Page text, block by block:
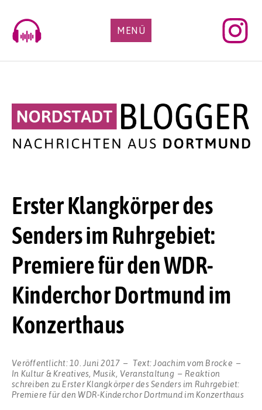
content
MENÜ
Erster Klangkörper des
Senders im Ruhrgebiet:
Premiere für den WDR-
Kinderchor Dortmund im
Konzerthaus
Veröffentlicht: 10. Juni 2017 Text: Joachim vom Brocke
In Kultur & Kreatives, Musik, Veranstaltung
Reaktion
schreiben zu Erster Klangkörper des Senders im Ruhrgebiet:
Premiere für den WDR-Kinderchor Dortmund im Konzerthaus